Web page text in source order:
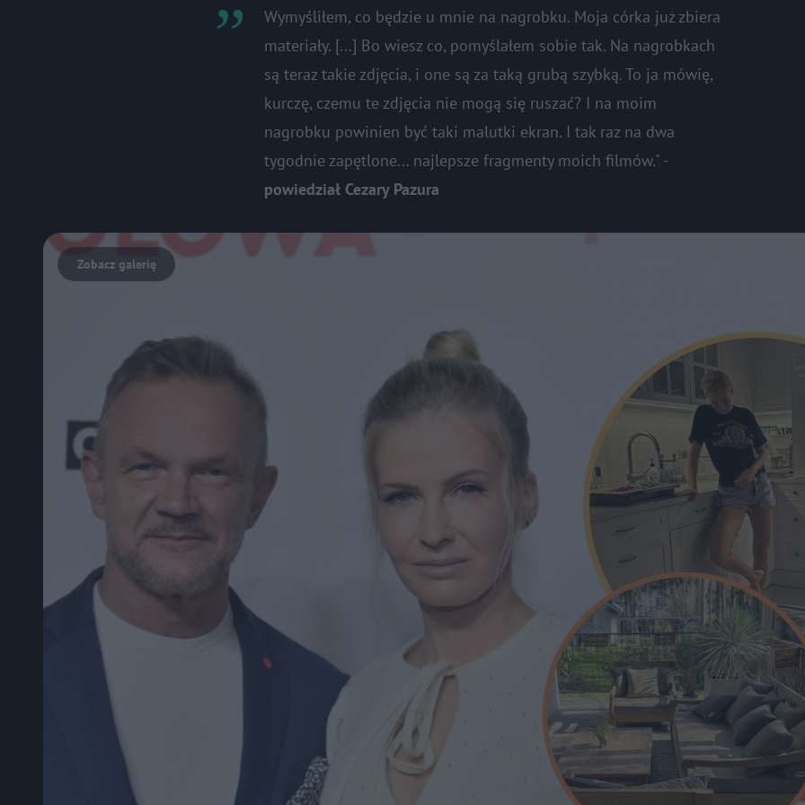
Wymyśliłem, co będzie u mnie na nagrobku. Moja córka już zbiera
materiały. [...] Bo wiesz co, pomyślałem sobie tak. Na nagrobkach
są teraz takie zdjęcia, i one są za taką grubą szybką. To ja mówię,
kurczę, czemu te zdjęcia nie mogą się ruszać? I na moim
nagrobku powinien być taki malutki ekran. I tak raz na dwa
tygodnie zapętlone... najlepsze fragmenty moich filmów." -
powiedział Cezary Pazura